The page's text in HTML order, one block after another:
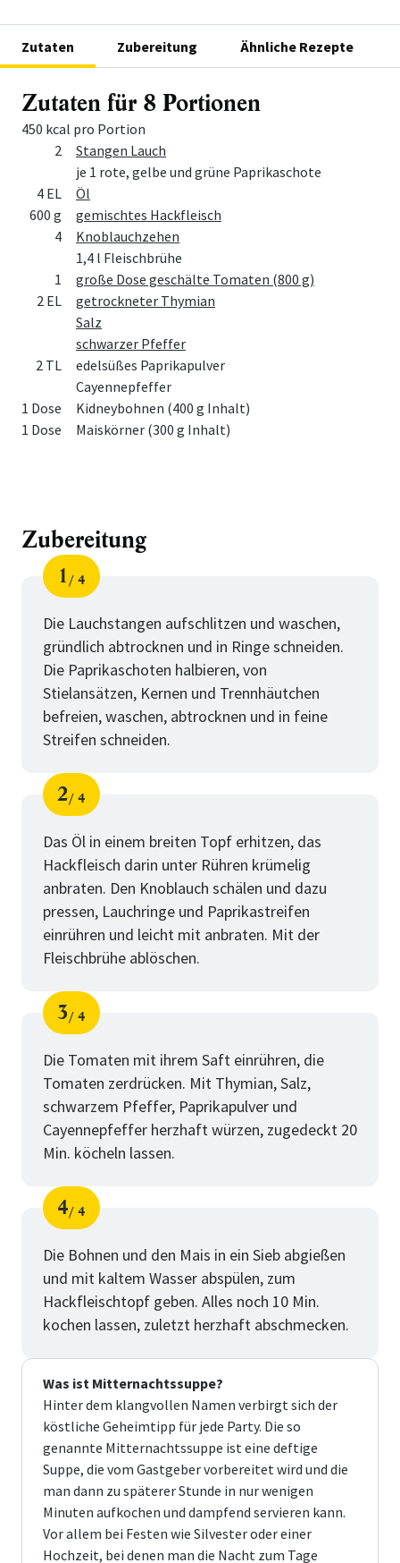
Zutaten Zubereitung Ähnliche Rezepte
Zutaten für 8 Portionen
450 kcal pro Portion
Menge Zutat
2
Stangen Lauch
je 1 rote, gelbe und grüne Paprikaschote
4 EL
Öl
600 g
gemischtes Hackfleisch
4
Knoblauchzehen
1,4 l Fleischbrühe
1
große Dose geschälte Tomaten (800 g)
2 EL
getrockneter Thymian
Salz
schwarzer Pfeffer
2 TL
edelsüßes Paprikapulver
Cayennepfeffer
1 Dose
Kidneybohnen (400 g Inhalt)
1 Dose
Maiskörner (300 g Inhalt)
Zubereitung
Schritt
1
von
4
Die Lauchstangen aufschlitzen und waschen,
gründlich abtrocknen und in Ringe schneiden.
Die Paprikaschoten halbieren, von
Stielansätzen, Kernen und Trennhäutchen
befreien, waschen, abtrocknen und in feine
Streifen schneiden.
Schritt
2
von
4
Das Öl in einem breiten Topf erhitzen, das
Hackfleisch darin unter Rühren krümelig
anbraten. Den Knoblauch schälen und dazu
pressen, Lauchringe und Paprikastreifen
einrühren und leicht mit anbraten. Mit der
Fleischbrühe ablöschen.
Schritt
3
von
4
Die Tomaten mit ihrem Saft einrühren, die
Tomaten zerdrücken. Mit Thymian, Salz,
schwarzem Pfeffer, Paprikapulver und
Cayennepfeffer herzhaft würzen, zugedeckt 20
Min. köcheln lassen.
Schritt
4
von
4
Die Bohnen und den Mais in ein Sieb abgießen
und mit kaltem Wasser abspülen, zum
Hackfleischtopf geben. Alles noch 10 Min.
kochen lassen, zuletzt herzhaft abschmecken.
Was ist Mitternachtssuppe?
Hinter dem klangvollen Namen verbirgt sich der
köstliche Geheimtipp für jede Party. Die so
genannte Mitternachtssuppe ist eine deftige
Suppe, die vom Gastgeber vorbereitet wird und die
man dann zu späterer Stunde in nur wenigen
Minuten aufkochen und dampfend servieren kann.
Vor allem bei Festen wie Silvester oder einer
Hochzeit, bei denen man die Nacht zum Tage